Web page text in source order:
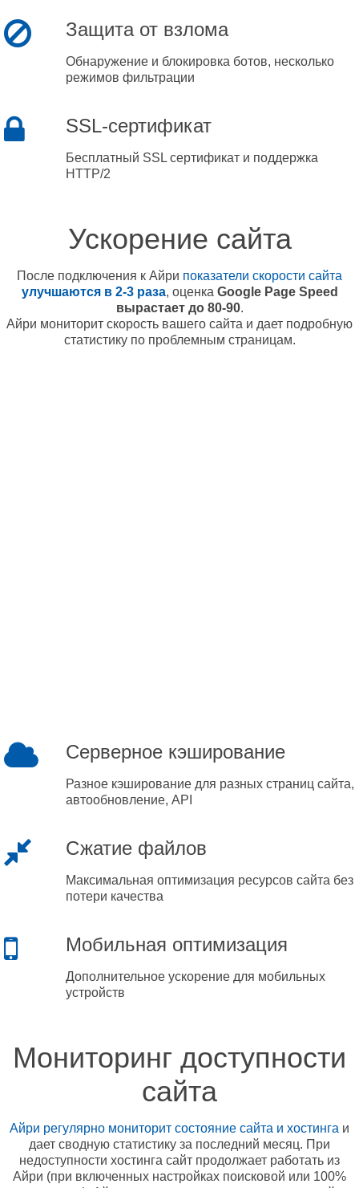
Защита от взлома
Обнаружение и блокировка ботов, несколько
режимов фильтрации
SSL-сертификат
Бесплатный SSL сертификат и поддержка
HTTP/2
Ускорение сайта
После подключения к Айри показатели скорости сайта
улучшаются в 2-3 раза, оценка Google Page Speed
вырастает до 80-90.
Айри мониторит скорость вашего сайта и дает подробную
статистику по проблемным страницам.
Серверное кэширование
Разное кэширование для разных страниц сайта,
автообновление, API
Сжатие файлов
Максимальная оптимизация ресурсов сайта без
потери качества
Мобильная оптимизация
Дополнительное ускорение для мобильных
устройств
Мониторинг доступности
сайта
Айри регулярно мониторит состояние сайта и хостинга и
дает сводную статистику за последний месяц. При
недоступности хостинга сайт продолжает работать из
Айри (при включенных настройках поисковой или 100%